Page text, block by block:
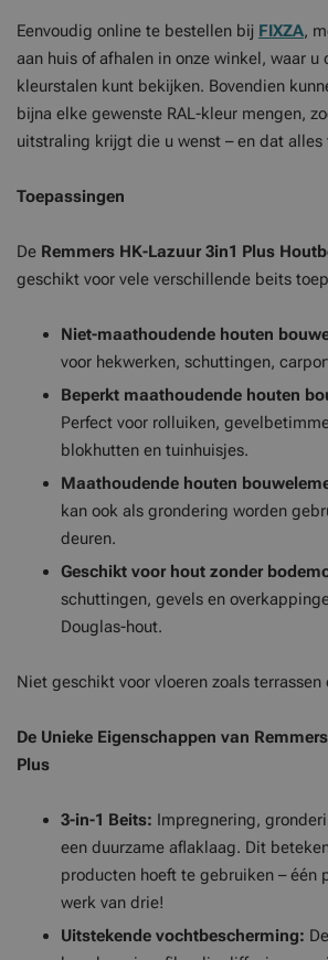
Eenvoudig online te bestellen bij FIXZA,
aan huis of afhalen in onze winkel, waar
kleurstalen kunt bekijken. Bovendien
bijna elke gewenste RAL-kleur mengen,
uitstraling krijgt die u wenst – en dat alles
Toepassingen
De Remmers HK-Lazuur 3in1 Plus
geschikt voor vele verschillende beits
Niet-maathoudende houten
voor hekwerken, schuttingen,
Beperkt maathoudende houten
Perfect voor rolluiken,
blokhutten en tuinhuisjes.
Maathoudende houten
kan ook als grondering worden
deuren.
Geschikt voor hout zonder
schuttingen, gevels en
Douglas-hout.
Niet geschikt voor vloeren zoals terrassen
De Unieke Eigenschappen van
Plus
3-in-1 Beits: Impregnering,
een duurzame aflaklaag. Dit
producten hoeft te gebruiken – één
werk van drie!
Uitstekende vochtbescherming: